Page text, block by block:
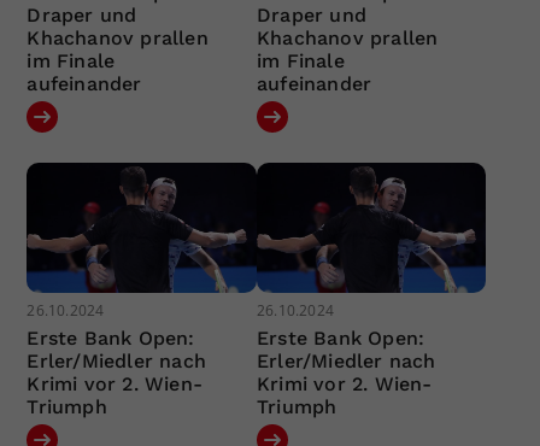
Draper und
Khachanov prallen
im Finale
aufeinander
Draper und
Khachanov prallen
im Finale
aufeinander
26.10.2024
Erste Bank Open:
Erler/Miedler nach
Krimi vor 2. Wien-
Triumph
26.10.2024
Erste Bank Open:
Erler/Miedler nach
Krimi vor 2. Wien-
Triumph